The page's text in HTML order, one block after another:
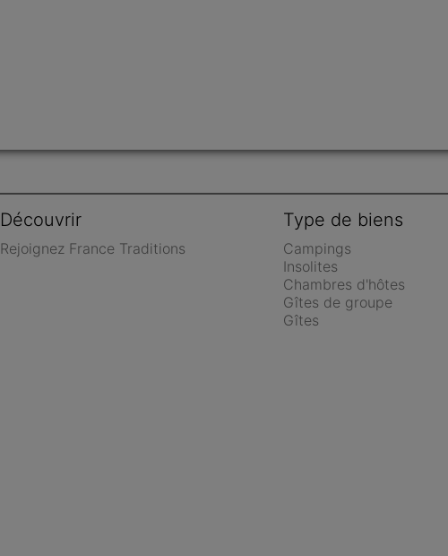
Découvrir
Rejoignez France Traditions
Type de biens
Campings
Insolites
Chambres d'hôtes
Gîtes de groupe
Gîtes